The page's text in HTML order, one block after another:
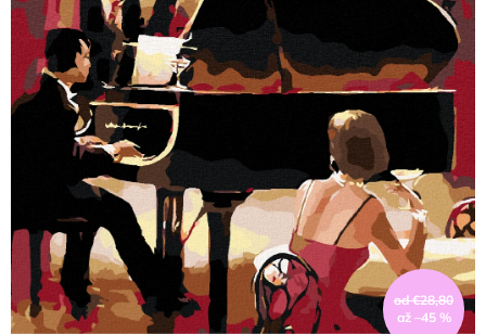
od €28,80
až –45 %